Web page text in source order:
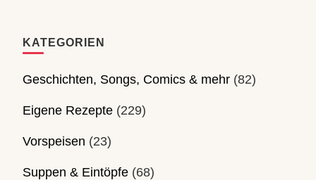
KATEGORIEN
Geschichten, Songs, Comics & mehr (82)
Eigene Rezepte (229)
Vorspeisen (23)
Suppen & Eintöpfe (68)